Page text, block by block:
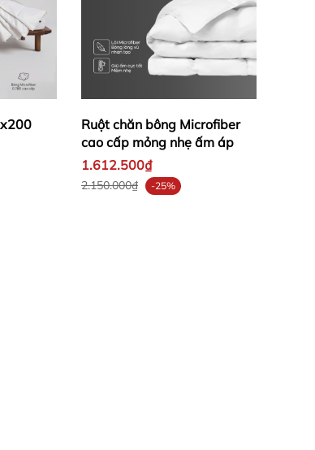
Ruột chăn bông Microfiber
cao cấp mỏng nhẹ ấm áp
1.612.500₫
2.150.000₫ -25%